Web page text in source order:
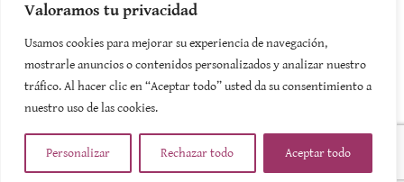
Valoramos tu privacidad
Usamos cookies para mejorar su experiencia de navegación,
mostrarle anuncios o contenidos personalizados y analizar nuestro
tráfico. Al hacer clic en “Aceptar todo” usted da su consentimiento a
nuestro uso de las cookies.
Personalizar Rechazar todo Aceptar todo
SUSCRIBIRSE